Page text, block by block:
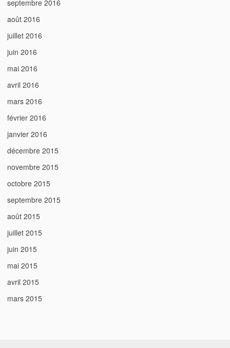
septembre 2016
août 2016
juillet 2016
juin 2016
mai 2016
avril 2016
mars 2016
février 2016
janvier 2016
décembre 2015
novembre 2015
octobre 2015
septembre 2015
août 2015
juillet 2015
juin 2015
mai 2015
avril 2015
mars 2015